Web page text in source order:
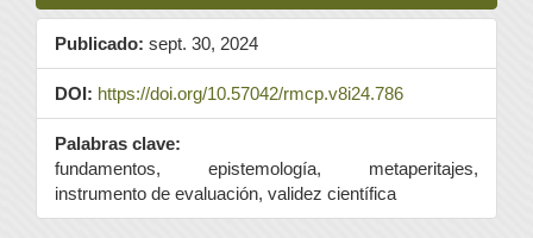
Publicado: sept. 30, 2024
DOI: https://doi.org/10.57042/rmcp.v8i24.786
Palabras clave:
fundamentos, epistemología, metaperitajes,
instrumento de evaluación, validez científica